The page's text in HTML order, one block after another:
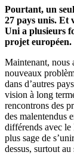
Pourtant, un
27 pays unis. Et
Uni a plusieurs
projet européen.
Maintenant, nous
nouveaux
dans d’autres
vision à long
rencontrons des
des malentendus
différends avec
plus sage de
dessus, surtout